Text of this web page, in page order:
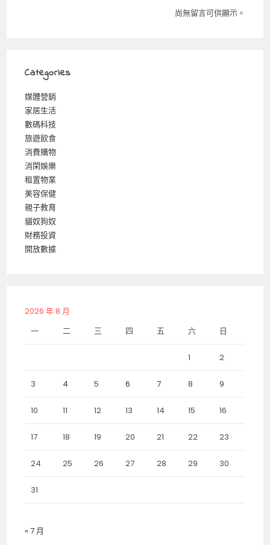
尚無留言可供顯示。
Categories
媒體營銷
家居生活
數碼科技
旅遊飲食
消費購物
消閑娛樂
租置物業
美容保健
親子教育
貓奴狗奴
財務投資
開放數據
2026 年 8 月
一
二 三 四 五 六 日
1 2
3 4 5 6 7 8 9
10 11 12 13 14 15 16
17 18 19 20 21 22 23
24 25 26 27 28 29 30
31
« 7 月